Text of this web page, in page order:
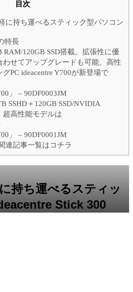
目次
に持ち運べるスティック型パソコン
特長
RAM/120GB SSD搭載。拡張性に優
せてアップグレードも可能。高性
PC ideacentre Y700が新登場で
」 – 90DF0003JM
SSHD＋120GB SSD/NVIDIA
超高性能モデルは
」 – 90DF0001JM
連記事一覧はコチラ
持ち運べるスティッ
Stick 300